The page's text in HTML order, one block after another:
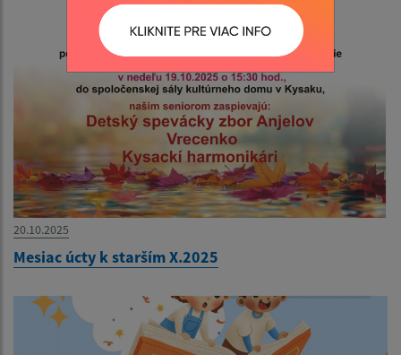
20.10.2025
Mesiac úcty k starším X.2025